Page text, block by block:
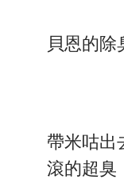
貝恩的
帶米咕出
滾的超臭